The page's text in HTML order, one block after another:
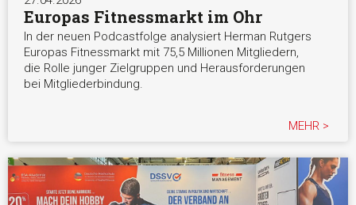
Europas Fitnessmarkt im Ohr
In der neuen Podcastfolge analysiert Herman Rutgers
Europas Fitnessmarkt mit 75,5 Millionen Mitgliedern,
die Rolle junger Zielgruppen und Herausforderungen
bei Mitgliederbindung.
MEHR >